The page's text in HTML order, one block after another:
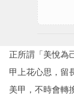
正所謂「美悅為
甲上花心思，留
美甲，不時會轉